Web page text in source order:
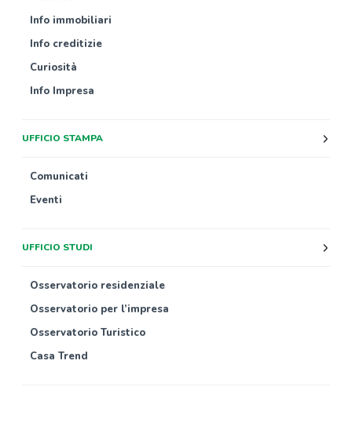
Info immobiliari
Info creditizie
Curiosità
Info Impresa
UFFICIO STAMPA
Comunicati
Eventi
UFFICIO STUDI
Osservatorio residenziale
Osservatorio per l’impresa
Osservatorio Turistico
Casa Trend